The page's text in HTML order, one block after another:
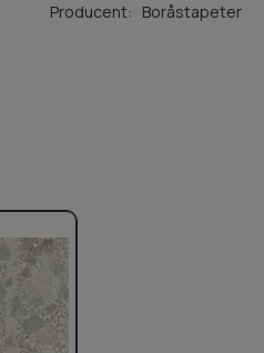
Producent: Boråstapeter